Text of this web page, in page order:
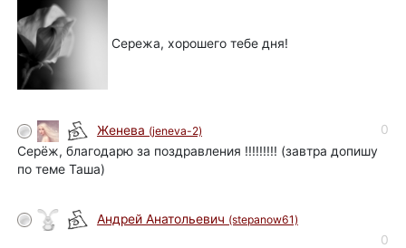
Сережа, хорошего тебе дня!
Женева (jeneva-2)
0
Серёж, благодарю за поздравления !!!!!!!!! (завтра допишу
по теме Таша)
Андрей Анатольевич (stepanow61)
0